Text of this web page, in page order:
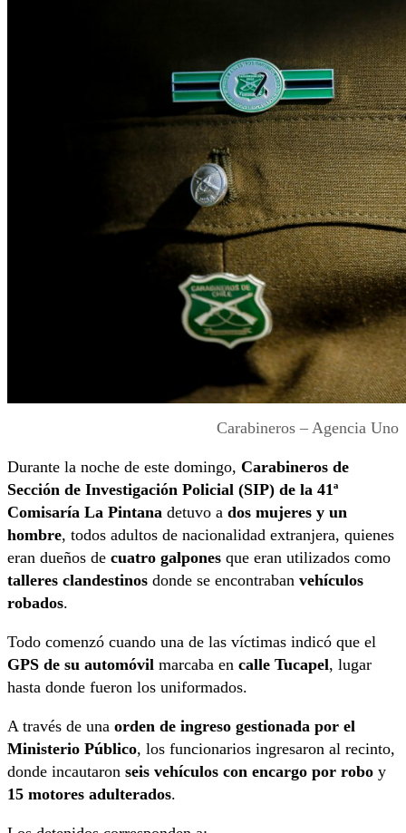
Carabineros – Agencia Uno
Durante la noche de este domingo, Carabineros de
Sección de Investigación Policial (SIP) de la 41ª
Comisaría La Pintana detuvo a dos mujeres y un
hombre, todos adultos de nacionalidad extranjera, quienes
eran dueños de cuatro galpones que eran utilizados como
talleres clandestinos donde se encontraban vehículos
robados.
Todo comenzó cuando una de las víctimas indicó que el
GPS de su automóvil marcaba en calle Tucapel, lugar
hasta donde fueron los uniformados.
A través de una orden de ingreso gestionada por el
Ministerio Público, los funcionarios ingresaron al recinto,
donde incautaron seis vehículos con encargo por robo y
15 motores adulterados.